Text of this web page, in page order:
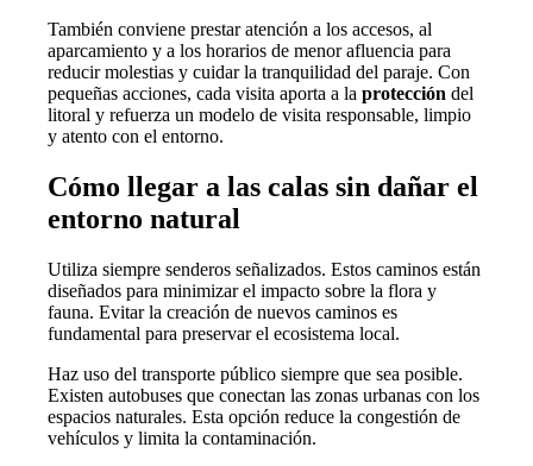
También conviene prestar atención a los accesos, al
aparcamiento y a los horarios de menor afluencia para
reducir molestias y cuidar la tranquilidad del paraje. Con
pequeñas acciones, cada visita aporta a laprotección del
litoral y refuerza un modelo de visita responsable, limpio
y atento con el entorno.
Cómo llegar a las calas sin dañar el
entorno natural
Utiliza siempre senderos señalizados. Estos caminos están
diseñados para minimizar el impacto sobre la flora y
fauna. Evitar la creación de nuevos caminos es
fundamental para preservar el ecosistema local.
Haz uso del transporte público siempre que sea posible.
Existen autobuses que conectan las zonas urbanas con los
espacios naturales. Esta opción reduce la congestión de
vehículos y limita la contaminación.